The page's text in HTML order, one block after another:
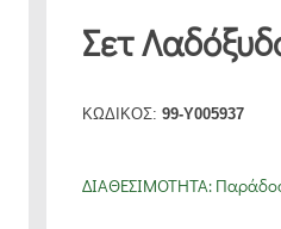
Σετ
ΚΩΔΙΚΟΣ: 99-Y005937
ΔΙΑΘΕΣΙΜΟΤΗΤΑ: